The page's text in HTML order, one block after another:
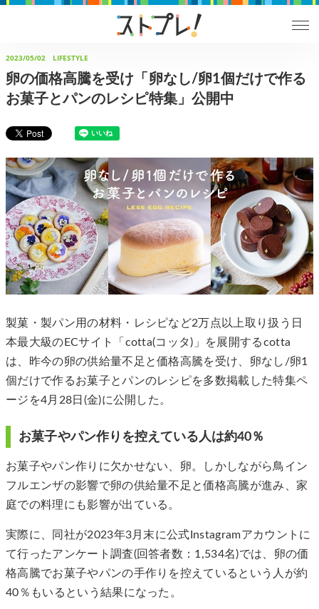
2023/05/02 LIFESTYLE
卵の価格高騰を受け「卵なし/卵1個だけで作る
お菓子とパンのレシピ特集」公開中
製菓・製パン用の材料・レシピなど2万点以上取り扱う日
本最大級のECサイト「cotta(コッタ)」を展開するcotta
は、昨今の卵の供給量不足と価格高騰を受け、卵なし/卵1
個だけで作るお菓子とパンのレシピを多数掲載した特集ペ
ージを4月28日(金)に公開した。
お菓子やパン作りを控えている人は約40％
お菓子やパン作りに欠かせない、卵。しかしながら鳥イン
フルエンザの影響で卵の供給量不足と価格高騰が進み、家
庭での料理にも影響が出ている。
実際に、同社が2023年3月末に公式Instagramアカウントに
て行ったアンケート調査(回答者数：1,534名)では、卵の価
格高騰でお菓子やパンの手作りを控えているという人が約
40％もいるという結果になった。